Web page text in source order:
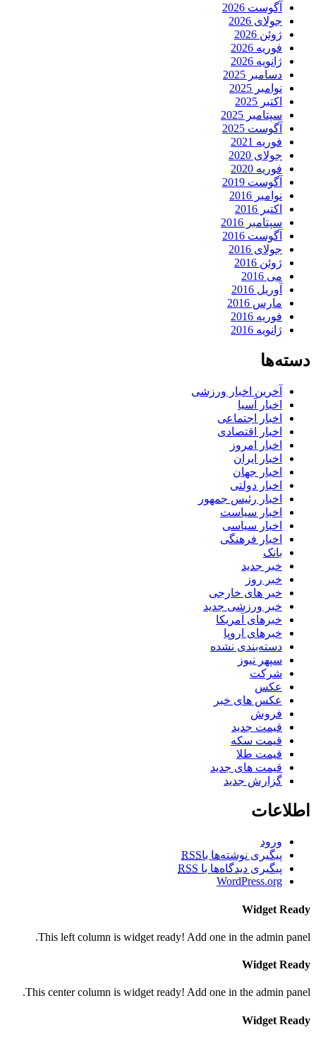
آگوست 2026
جولای 2026
ژوئن 2026
فوریه 2026
ژانویه 2026
دسامبر 2025
نوامبر 2025
اکتبر 2025
سپتامبر 2025
آگوست 2025
فوریه 2021
جولای 2020
فوریه 2020
آگوست 2019
نوامبر 2016
اکتبر 2016
سپتامبر 2016
آگوست 2016
جولای 2016
ژوئن 2016
می 2016
آوریل 2016
مارس 2016
فوریه 2016
ژانویه 2016
دسته‌ها
آخرین اخبار ورزشی
اخبار آسیا
اخبار اجتماعی
اخبار اقتصادی
اخبار امروز
اخبار ایران
اخبار جهان
اخبار دولتی
اخبار رئیس جمهور
اخبار سیاست
اخبار سیاسی
اخبار فرهنگی
بانک
خبر جدید
خبر روز
خبر های خارجی
خبر ورزشی جدید
خبرهای آمریکا
خبرهای اروپا
دسته‌بندی نشده
سپهر نیوز
شرکت
عکس
عکس های خبر
فروش
قیمت جدید
قیمت سکه
قیمت طلا
قیمت های جدید
گزارش جدید
اطلاعات
ورود
پیگیری نوشته‌ها باRSS
پیگیری دیدگاه‌ها با RSS
WordPress.org
Widget Ready
This left column is widget ready! Add one in the admin panel.
Widget Ready
This center column is widget ready! Add one in the admin panel.
Widget Ready